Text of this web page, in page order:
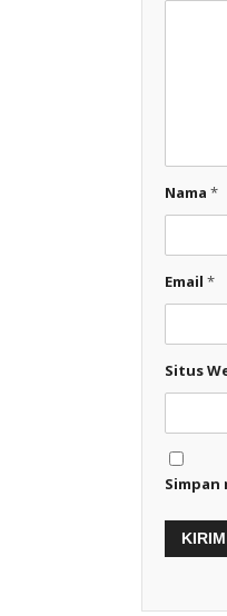
Nama *
Email *
Situs
Simpan